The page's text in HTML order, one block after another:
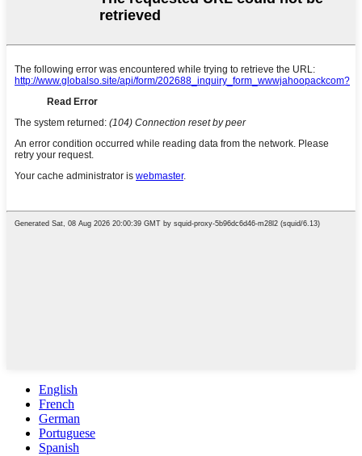
English
French
German
Portuguese
Spanish